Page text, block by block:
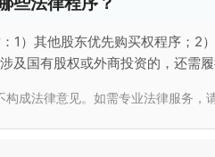
1）其他股东优先购买权程序；2
及国有股权或外商投资的，还需履
构成法律意见。如需专业法律服务